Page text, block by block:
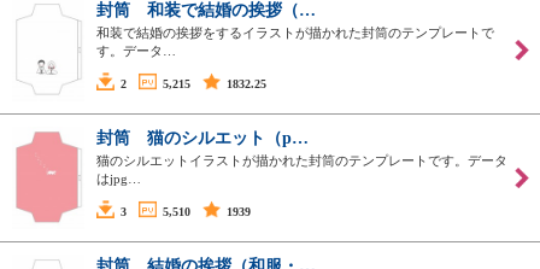
封筒 和装で結婚の挨拶（…
和装で結婚の挨拶をするイラストが描かれた封筒のテンプレートで
す。データ…
2 5,215 1832.25
封筒 猫のシルエット（p…
猫のシルエットイラストが描かれた封筒のテンプレートです。データ
はjpg…
3 5,510 1939